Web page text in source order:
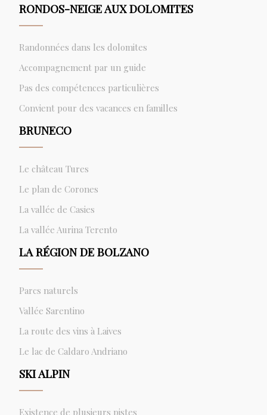
RONDOS-NEIGE AUX DOLOMITES
Randonnées dans les dolomites
Accompagnement par un guide
Pas des compétences particulières
Convient pour des vacances en familles
BRUNECO
Le château Tures
Le plan de Corones
La vallée de Casies
La vallée Aurina Terento
LA RÉGION DE BOLZANO
Parcs naturels
Vallée Sarentino
La route des vins à Laives
Le lac de Caldaro Andriano
SKI ALPIN
Existence de plusieurs pistes